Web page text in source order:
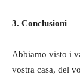
3. Conclusioni
Abbiamo visto i
vostra casa, del